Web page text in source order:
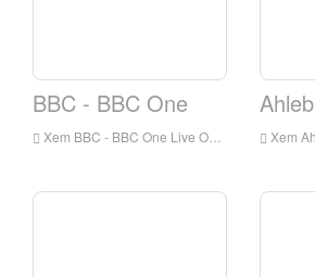
BBC - BBC One
Xem BBC - BBC One Live Online, BBC - BBC One HD Live Streaming, BBC - BBC One Watch Truyền hình trực tiếp từ Anh Xem Ahlebait TV Live